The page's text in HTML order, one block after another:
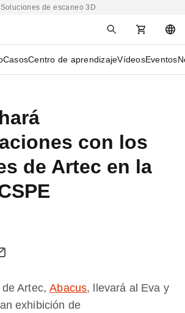
Soluciones de escaneo 3D
CasosCentro de aprendizajeVídeosEventos
con los
de Artec en la
de Artec,Abacus, llevará al Eva y
exhibición de